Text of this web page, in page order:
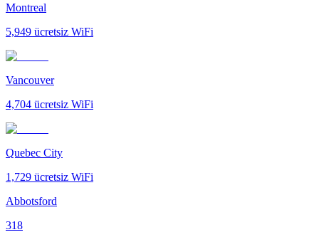
Montreal
5,949 ücretsiz WiFi
Vancouver
4,704 ücretsiz WiFi
Quebec City
1,729 ücretsiz WiFi
Abbotsford
318